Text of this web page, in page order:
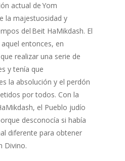
actual de Yom
la majestuosidad y
del Beit HaMikdash. El
entonces, en
realizar una serie de
y tenía que
la absolución y el perdón
por todos. Con la
el Pueblo judío
desconocía si había
diferente para obtener
Divino.